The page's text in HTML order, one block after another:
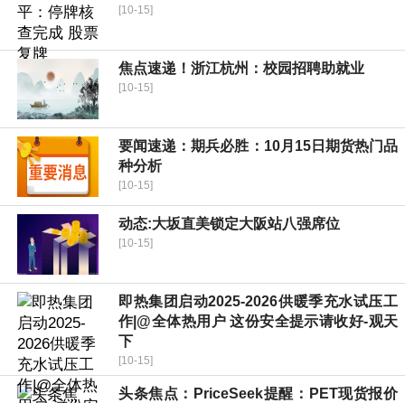
[10-15]
焦点速递！浙江杭州：校园招聘助就业
[10-15]
要闻速递：期兵必胜：10月15日期货热门品
种分析
[10-15]
动态:大坂直美锁定大阪站八强席位
[10-15]
即热集团启动2025-2026供暖季充水试压工
作|@全体热用户 这份安全提示请收好-观天
下
[10-15]
头条焦点：PriceSeek提醒：PET现货报价